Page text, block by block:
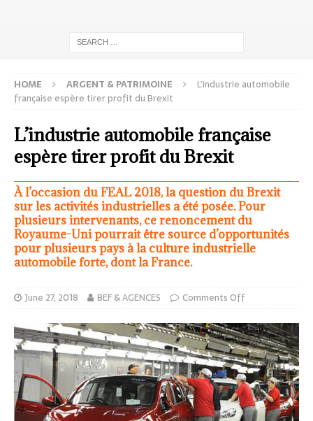
HOME ARGENT & PATRIMOINE
L’industrie automobile
française espère tirer profit du Brexit
L’industrie automobile française
espère tirer profit du Brexit
À l’occasion du FEAL 2018, la question du Brexit
sur les activités industrielles a été posée. Pour
plusieurs intervenants, ce renoncement du
Royaume-Uni pourrait être source d’opportunités
pour plusieurs pays à la culture industrielle
automobile forte, dont la France.
June 27, 2018 BEF & AGENCES Comments Off